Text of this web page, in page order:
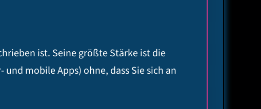
ist. Seine größte Stärke ist die
mobile Apps) ohne, dass Sie sich an